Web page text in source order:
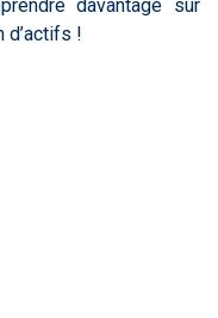
davantage sur
d’actifs !